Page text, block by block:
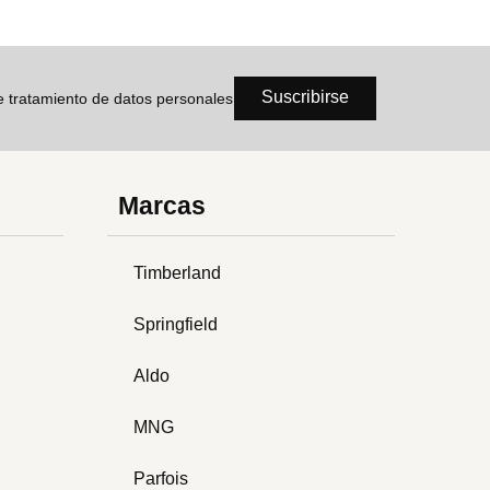
tratamiento de datos personales Suscribirse
Marcas
Timberland
Springfield
Aldo
MNG
Parfois